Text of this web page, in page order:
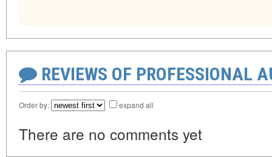
REVIEWS OF PROFESSIONAL
Order by: expand all
There are no comments yet